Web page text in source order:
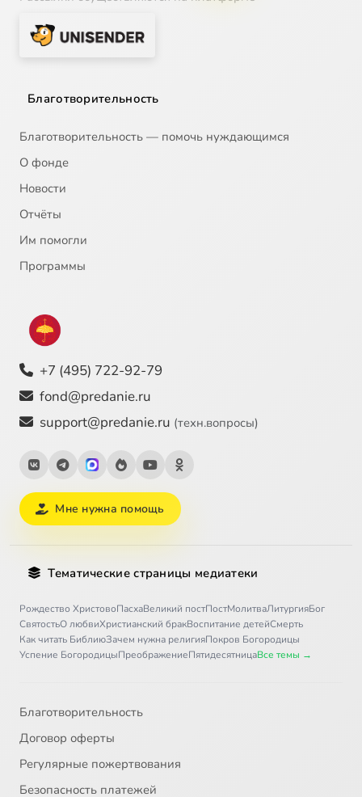
Благотворительность
Благотворительность — помочь нуждающимся
О фонде
Новости
Отчёты
Им помогли
Программы
+7 (495) 722-92-79
fond@predanie.ru
support@predanie.ru (техн.вопросы)
Мне нужна помощь
Тематические страницы медиатеки
Рождество ХристовоПасхаВеликий постПостМолитваЛитургияБог
СвятостьО любвиХристианский бракВоспитание детейСмерть
Как читать БиблиюЗачем нужна религияПокров Богородицы
Успение БогородицыПреображениеПятидесятницаВсе темы →
Благотворительность
Договор оферты
Регулярные пожертвования
Безопасность платежей